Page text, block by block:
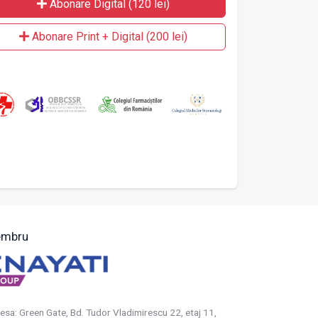
Abonare Digital (120 lei)
Abonare Print + Digital (200 lei)
Green Gate, Bd. Tudor Vladimirescu 22, etaj 11,